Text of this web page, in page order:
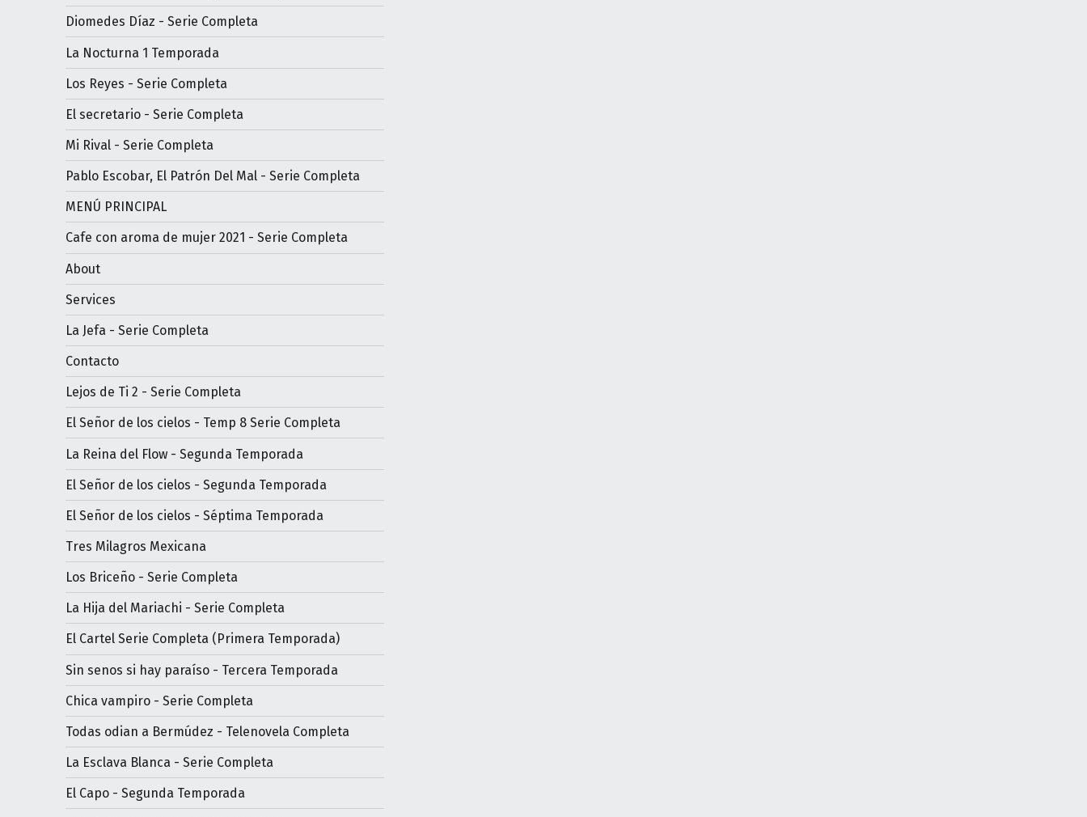
Diomedes Díaz - Serie Completa
La Nocturna 1 Temporada
Los Reyes - Serie Completa
El secretario - Serie Completa
Mi Rival - Serie Completa
Pablo Escobar, El Patrón Del Mal - Serie Completa
MENÚ PRINCIPAL
Cafe con aroma de mujer 2021 - Serie Completa
About
Services
La Jefa - Serie Completa
Contacto
Lejos de Ti 2 - Serie Completa
El Señor de los cielos - Temp 8 Serie Completa
La Reina del Flow - Segunda Temporada
El Señor de los cielos - Segunda Temporada
El Señor de los cielos - Séptima Temporada
Tres Milagros Mexicana
Los Briceño - Serie Completa
La Hija del Mariachi - Serie Completa
El Cartel Serie Completa (Primera Temporada)
Sin senos si hay paraíso - Tercera Temporada
Chica vampiro - Serie Completa
Todas odian a Bermúdez - Telenovela Completa
La Esclava Blanca - Serie Completa
El Capo - Segunda Temporada